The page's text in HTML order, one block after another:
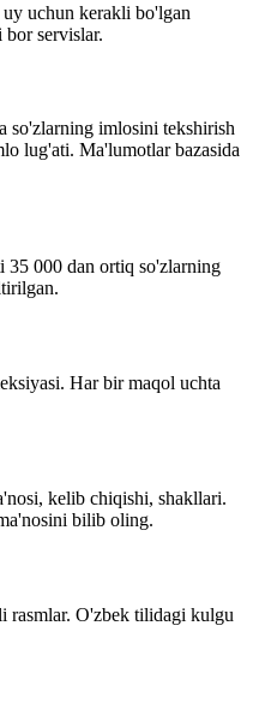
uchun kerakli bo'lgan
servislar.
so'zlarning imlosini tekshirish
lug'ati. Ma'lumotlar bazasida
000 dan ortiq so'zlarning
Har bir maqol uchta
kelib chiqishi, shakllari.
bilib oling.
rasmlar. O'zbek tilidagi kulgu